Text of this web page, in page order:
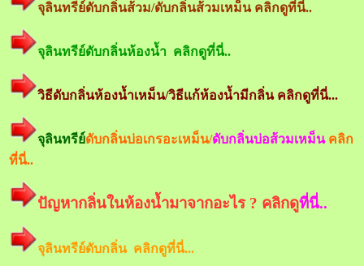
จุลินทรีย์ดับกลิ่นส้วม/ดับกลิ่นส้วมเหม็น คลิกดูที่นี่..
จุลินทรีย์ดับกลิ่นห้องน้ำ คลิกดูที่นี่..
วิธีดับกลิ่นห้องน้ำเหม็น/วิธีแก้ห้องน้ำมีกลิ่น คลิกดูที่นี่...
จุลินทรีย์ดับกลิ่นบ่อเกรอะเหม็น/ดับกลิ่นบ่อส้วมเหม็นคลิก
ที่นี่..
ปัญหากลิ่นในห้องน้ำมาจากอะไร ? คลิกดูที่นี่..
จุลินทรีย์ดับกลิ่น คลิกดูที่นี่...